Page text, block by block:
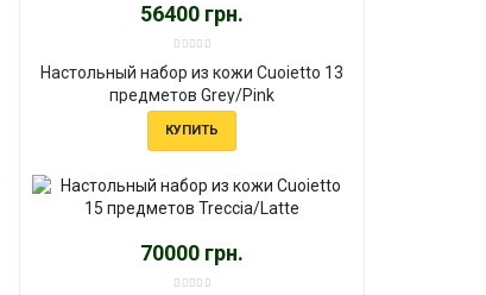
56400 грн.
Настольный набор из кожи Cuoietto 13
предметов Grey/Pink
КУПИТЬ
70000 грн.